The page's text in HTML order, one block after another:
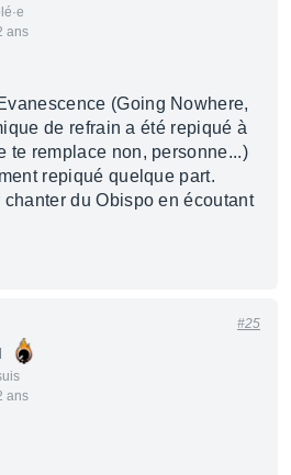
ans
(Going Nowhere,
de refrain a été repiqué à
te remplace non, personne...)
repiqué quelque part.
du Obispo en écoutant
ans
#25